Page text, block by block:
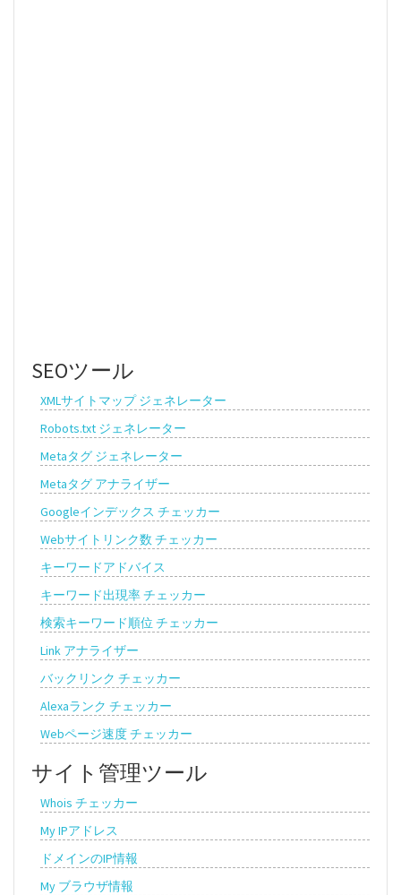
SEOツール
XMLサイトマップ ジェネレーター
Robots.txt ジェネレーター
Metaタグ ジェネレーター
Metaタグ アナライザー
Googleインデックス チェッカー
Webサイトリンク数 チェッカー
キーワードアドバイス
キーワード出現率 チェッカー
検索キーワード順位 チェッカー
Link アナライザー
バックリンク チェッカー
Alexaランク チェッカー
Webページ速度 チェッカー
サイト管理ツール
Whois チェッカー
My IPアドレス
ドメインのIP情報
My ブラウザ情報